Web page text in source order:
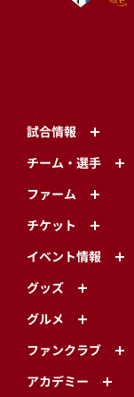
試合情報
チーム・選手
ファーム
チケット
イベント情報
グッズ
グルメ
ファンクラブ
アカデミー